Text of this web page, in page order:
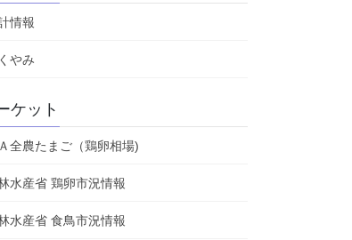
情報
やみ
ケット
Ａ全農たまご（鶏卵相場)
水産省 鶏卵市況情報
水産省 食鳥市況情報